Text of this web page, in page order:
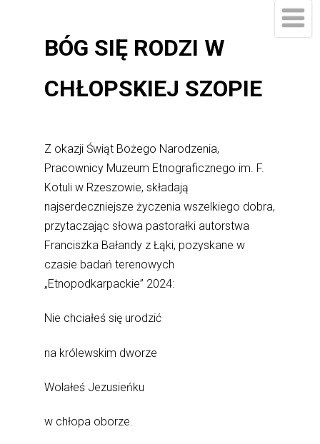
BÓG SIĘ RODZI W
CHŁOPSKIEJ SZOPIE
Z okazji Świąt Bożego Narodzenia,
Pracownicy Muzeum Etnograficznego im. F.
Kotuli w Rzeszowie, składają
najserdeczniejsze życzenia wszelkiego dobra,
przytaczając słowa pastorałki autorstwa
Franciszka Bałandy z Łąki, pozyskane w
czasie badań terenowych
„Etnopodkarpackie” 2024:
Nie chciałeś się urodzić
na królewskim dworze
Wolałeś Jezusieńku
w chłopa oborze.